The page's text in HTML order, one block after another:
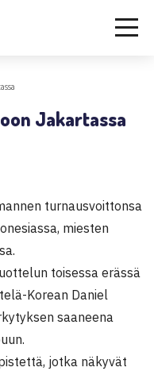
Jakartassa
turnausvoittonsa
miesten
toisessa erässä
Korean Daniel
saaneena
jotka näkyvät